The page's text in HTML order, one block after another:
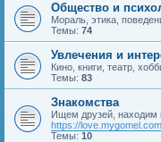
Общество и
Мораль, этика,
Темы: 74
Увлечения и
Кино, книги, театр,
Темы: 83
Знакомства
Ищем друзей, находим
https://love.mygomel.com
Темы: 10